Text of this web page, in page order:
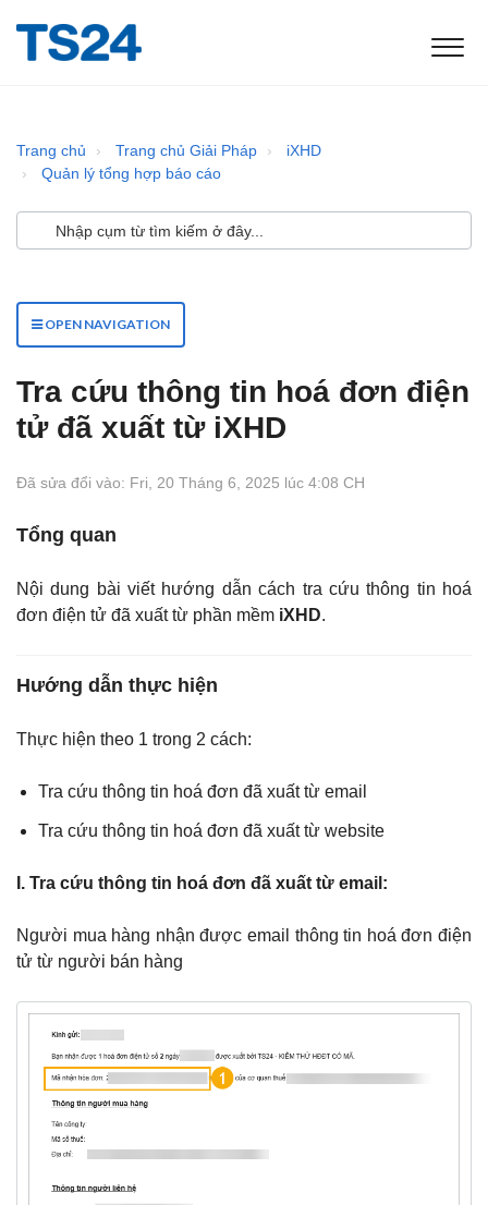
Trang chủ Trang chủ Giải Pháp
iXHD
Quản lý tổng hợp báo cáo
OPEN NAVIGATION
Tra cứu thông tin hoá đơn điện
tử đã xuất từ iXHD
Đã sửa đổi vào: Fri, 20 Tháng 6, 2025 lúc 4:08 CH
Tổng quan
Nội dung bài viết hướng dẫn cách tra cứu thông tin hoá
đơn điện tử đã xuất từ phần mềm iXHD.
Hướng dẫn thực hiện
Thực hiện theo 1 trong 2 cách:
Tra cứu thông tin hoá đơn đã xuất từ email
Tra cứu thông tin hoá đơn đã xuất từ website
I. Tra cứu thông tin hoá đơn đã xuất từ email:
Người mua hàng nhận được email thông tin hoá đơn điện
tử từ người bán hàng